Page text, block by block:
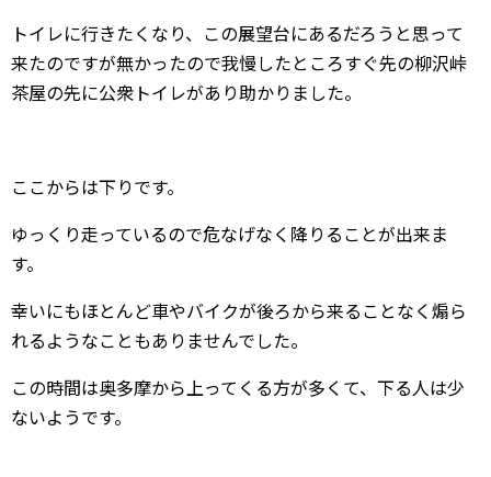
トイレに行きたくなり、この展望台にあるだろうと思って
来たのですが無かったので我慢したところすぐ先の柳沢峠
茶屋の先に公衆トイレがあり助かりました。
ここからは下りです。
ゆっくり走っているので危なげなく降りることが出来ま
す。
幸いにもほとんど車やバイクが後ろから来ることなく煽ら
れるようなこともありませんでした。
この時間は奥多摩から上ってくる方が多くて、下る人は少
ないようです。